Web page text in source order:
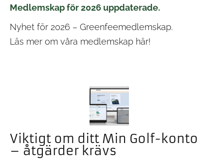
Medlemskap för 2026 uppdaterade.
Nyhet för 2026 – Greenfeemedlemskap.
Läs mer om våra medlemskap här!
Viktigt om ditt Min Golf-konto
– åtgärder krävs